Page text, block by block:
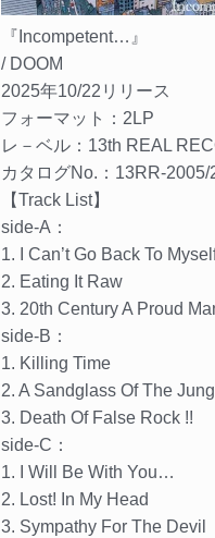
『Incompetent…』
/ DOOM
2025年10/22リリース
フォーマット：2LP
レ－ベル：13th REAL
カタログNo.：13RR-2005/
【Track List】
side-A：
1. I Can’t Go Back To
2. Eating It Raw
3. 20th Century A Proud
side-B：
1. Killing Time
2. A Sandglass Of The
3. Death Of False Rock !!
side-C：
1. I Will Be With You…
2. Lost! In My Head
3. Sympathy For The Devil